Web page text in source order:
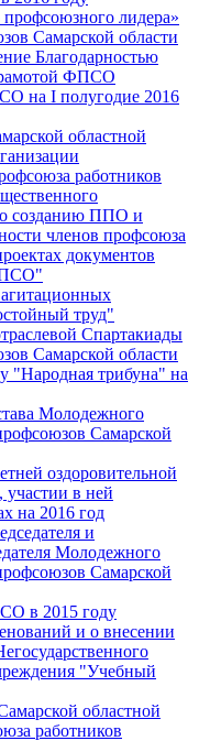
лидера»
Самарской области
Благодарностью
ФПСО
на I полугодие 2016
областной
работников
созданию ППО и
членов профсоюза
документов
труд"
Спартакиады
Самарской области
"Народная трибуна" на
Молодежного
Самарской
оздоровительной
участии в ней
на 2016 год
и
Молодежного
Самарской
в 2015 году
и о внесении
"Учебный
областной
работников